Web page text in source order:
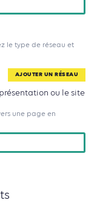
le type de réseau et
AJOUTER UN RÉSEAU
ou le site
une page en